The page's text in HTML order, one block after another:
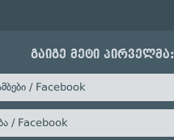
გაიგე მეტი პირველმა:
/ Facebook
/ Facebook